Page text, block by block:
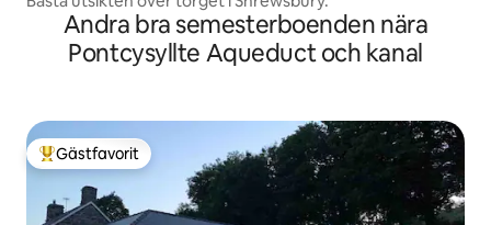
Andra bra semesterboenden nära
Pontcysyllte Aqueduct och kanal
Populär gästfavorit
Gästfavorit